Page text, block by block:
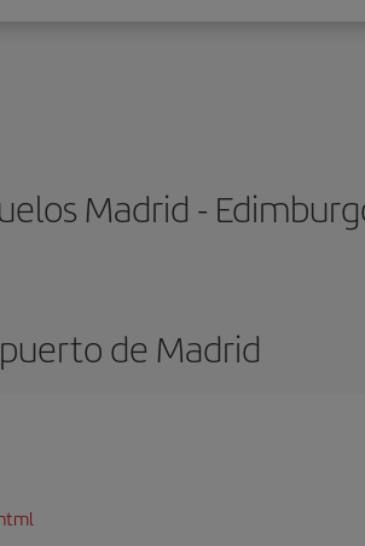
Madrid -
de Madrid